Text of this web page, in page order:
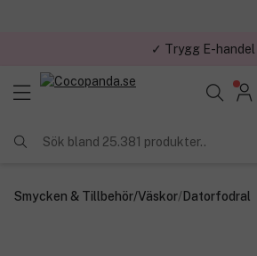
✓ Trygg E-handel
Sök bland 25.381 produkter..
Smycken & Tillbehör/Väskor/Datorfodral